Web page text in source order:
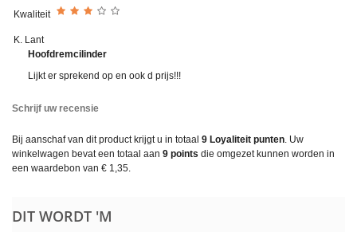
Kwaliteit
K. Lant
Hoofdremcilinder
Lijkt er sprekend op en ook d prijs!!!
Schrijf uw recensie
Bij aanschaf van dit product krijgt u in totaal 9 Loyaliteit punten. Uw
winkelwagen bevat een totaal aan 9 points die omgezet kunnen worden in
een waardebon van € 1,35.
DIT WORDT 'M